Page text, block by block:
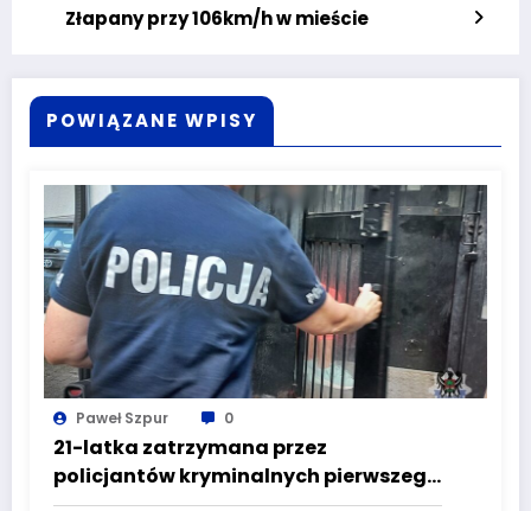
Złapany przy 106km/h w mieście
POWIĄZANE WPISY
Paweł Szpur 0
21-latka zatrzymana przez
policjantów kryminalnych pierwszego
komisariatu za kradzieże sklepowe